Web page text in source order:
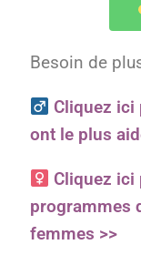
Besoin de
Cliquez ici
ont le plus
Cliquez ici
programmes
femmes >>